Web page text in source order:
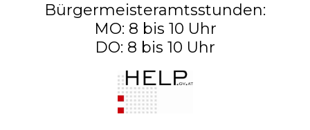
Bürgermeisteramtsstunden:
MO: 8 bis 10 Uhr
DO: 8 bis 10 Uhr